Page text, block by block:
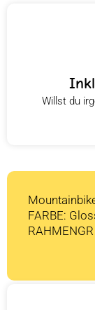
Willst du
FARBE:
RAHMENGR